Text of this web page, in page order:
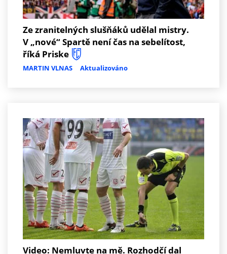
Ze zranitelných slušňáků udělal mistry.
V „nové“ Spartě není čas na sebelítost,
říká Priske
MARTIN VLNAS Aktualizováno
Video: Nemluvte na mě. Rozhodčí dal